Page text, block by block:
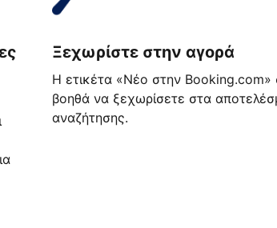
Ξεχωρίστε στην αγορά
Η ετικέτα «Νέο στην Booking.com»
βοηθά να ξεχωρίσετε στα
αναζήτησης.